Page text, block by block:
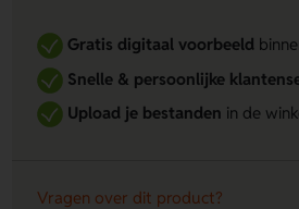
Gratis digitaal voorbeeld
Snelle & persoonlijke
Upload je bestanden in de
Vragen over dit product?